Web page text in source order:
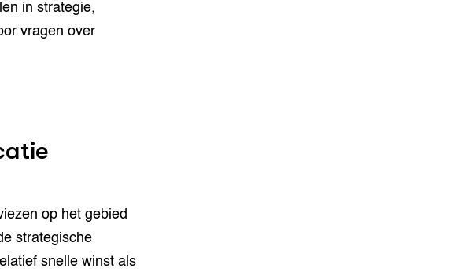
in strategie,
vragen over
op het gebied
strategische
snelle winst als